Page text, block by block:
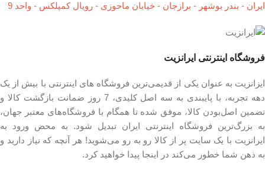
ایران - بندر بوشهر - برازجان - خیابان ماحوزی - رویال کمپلکس - واحد 9
فروشگاه اینترنتی ایرانزیت
ایزانزیت به عنوان یکی از قدیمی‌ترین فروشگاه های اینترنتی با بیش از یک
دهه تجربه، با پایبندی به سه اصل کلیدی، 7 روز ضمانت بازگشت کالا و
تضمین اصل‌بودن کالا، موفق شده تا همگام با فروشگاه‌های معتبر جهان،
به بزرگ‌ترین فروشگاه اینترنتی ایران تبدیل شود. به محض ورود به
ایرانزیت با یک سایت پر از کالا رو به رو می‌شوید! هر آنچه که نیاز دارید و
به ذهن شما خطور می‌کند در اینجا پیدا خواهید کرد.